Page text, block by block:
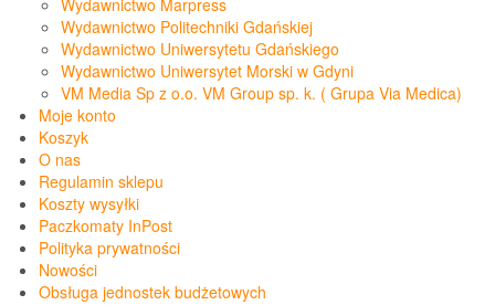
Wydawnictwo Marpress
Wydawnictwo Politechniki Gdańskiej
Wydawnictwo Uniwersytetu Gdańskiego
Wydawnictwo Uniwersytet Morski w Gdyni
VM Media Sp z o.o. VM Group sp. k. ( Grupa Via Medica)
Moje konto
Koszyk
O nas
Regulamin sklepu
Koszty wysyłki
Paczkomaty InPost
Polityka prywatności
Nowości
Obsługa jednostek budżetowych